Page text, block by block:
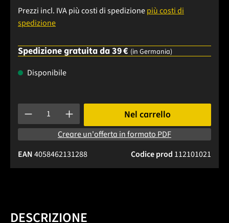
Prezzi incl. IVA più costi di spedizionepiù costi di
spedizione
Spedizione gratuita da 39 € (in Germania)
Disponibile
Quantità del prodotto: inserisci la quantità desiderata o
Nel carrello
Creare un'offerta in formato PDF
Codice prod 112101021
EAN4058462131288
DESCRIZIONE